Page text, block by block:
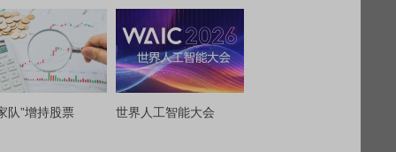
队”增持股票 世界人工智能大会